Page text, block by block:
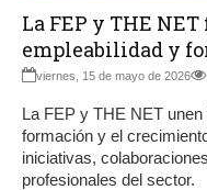
La FEP y THE
empleabilidad y
viernes, 15 de mayo de 2026
La FEP y THE NET
formación y el
iniciativas,
profesionales del sector.